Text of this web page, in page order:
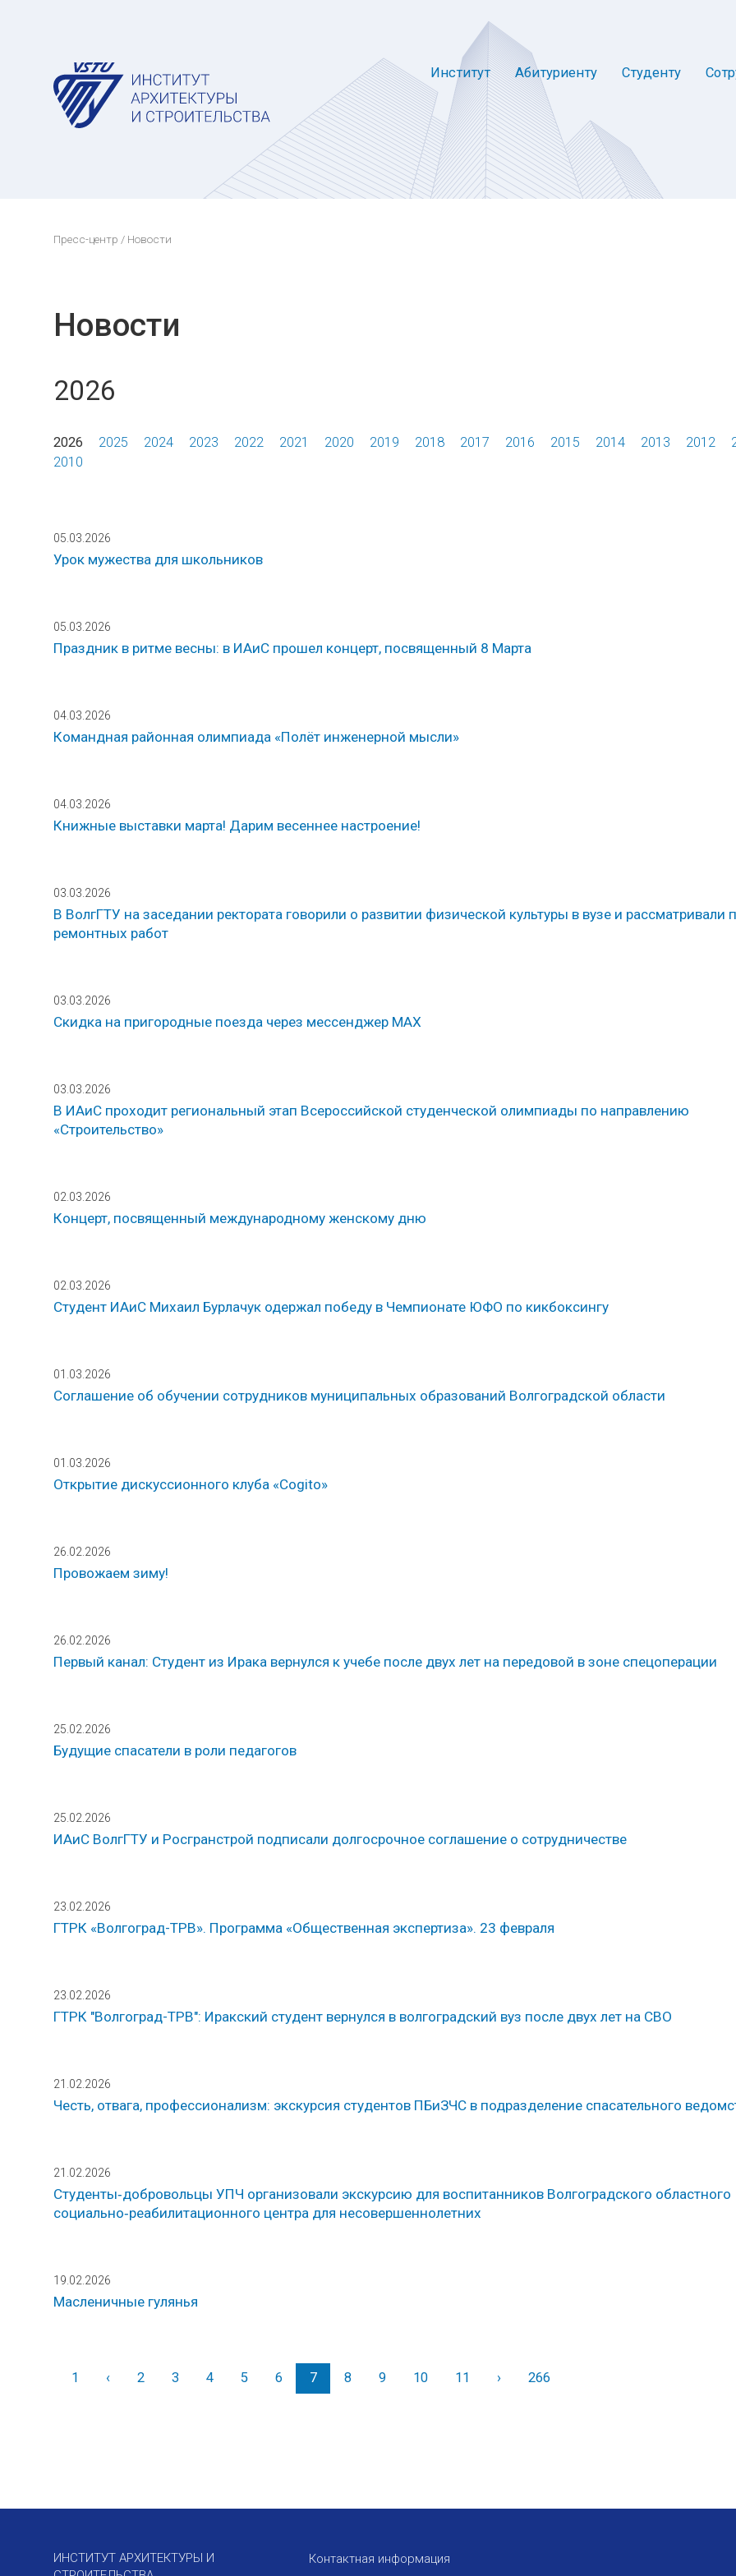
Институт Абитуриенту Студенту
Пресс-центр / Новости
Новости
2026
2026 2025 2024 2023 2022 2021 2020 2019 2018 2017 2016 2015 2014 2013 2012
2010
05.03.2026
Урок мужества для школьников
05.03.2026
Праздник в ритме весны: в ИАиС прошел концерт, посвященный 8 Марта
04.03.2026
Командная районная олимпиада «Полёт инженерной мысли»
04.03.2026
Книжные выставки марта! Дарим весеннее настроение!
03.03.2026
В ВолгГТУ на заседании ректората говорили о развитии физической культуры в вузе и рассматривали
ремонтных работ
03.03.2026
Скидка на пригородные поезда через мессенджер МАХ
03.03.2026
В ИАиС проходит региональный этап Всероссийской студенческой олимпиады по направлению
«Строительство»
02.03.2026
Концерт, посвященный международному женскому дню
02.03.2026
Студент ИАиС Михаил Бурлачук одержал победу в Чемпионате ЮФО по кикбоксингу
01.03.2026
Соглашение об обучении сотрудников муниципальных образований Волгоградской области
01.03.2026
Открытие дискуссионного клуба «Cogito»
26.02.2026
Провожаем зиму!
26.02.2026
Первый канал: Студент из Ирака вернулся к учебе после двух лет на передовой в зоне спецоперации
25.02.2026
Будущие спасатели в роли педагогов
25.02.2026
ИАиС ВолгГТУ и Росгранстрой подписали долгосрочное соглашение о сотрудничестве
23.02.2026
ГТРК «Волгоград-ТРВ». Программа «Общественная экспертиза». 23 февраля
23.02.2026
ГТРК "Волгоград-ТРВ": Иракский студент вернулся в волгоградский вуз после двух лет на СВО
21.02.2026
Честь, отвага, профессионализм: экскурсия студентов ПБиЗЧС в подразделение спасательного
21.02.2026
Студенты‑добровольцы УПЧ организовали экскурсию для воспитанников Волгоградского областного
социально‑реабилитационного центра для несовершеннолетних
19.02.2026
Масленичные гулянья
1 ‹Назад
2 3 4 5 6 7 8 9 10 11 ›Вперед
266
ИНСТИТУТ АРХИТЕКТУРЫ И
Контактная информация